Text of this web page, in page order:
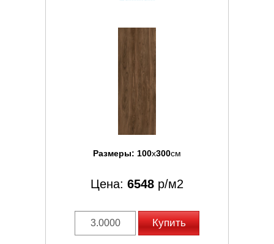
Размеры: 100x300см
Цена: 6548 р/м2
Купить